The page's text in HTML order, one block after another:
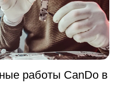
работы CanDo в